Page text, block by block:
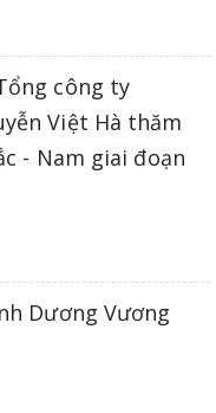
công ty
Việt Hà thăm
- Nam giai đoạn
Dương Vương